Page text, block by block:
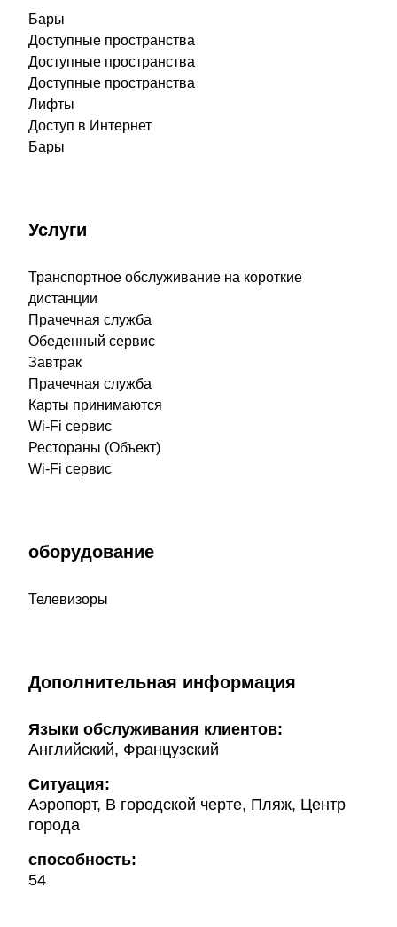
Бары
Доступные пространства
Доступные пространства
Доступные пространства
Лифты
Доступ в Интернет
Бары
Услуги
Транспортное обслуживание на короткие
дистанции
Прачечная служба
Обеденный сервис
Завтрак
Прачечная служба
Карты принимаются
Wi-Fi сервис
Рестораны (Объект)
Wi-Fi сервис
оборудование
Телевизоры
Дополнительная информация
Языки обслуживания клиентов:
Английский, Французский
Ситуация:
Аэропорт, В городской черте, Пляж, Центр
города
способность:
54